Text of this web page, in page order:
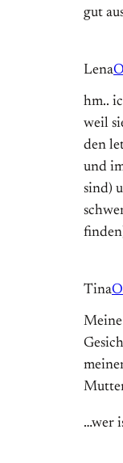
gut
Lena
hm..
weil
den
und
sind)
Tina
…wer